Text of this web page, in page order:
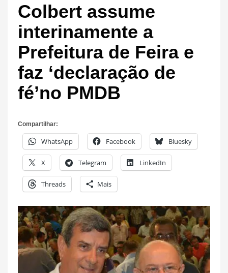
Colbert assume
interinamente a
Prefeitura de Feira e
faz ‘declaração de
fé’no PMDB
Compartilhar:
WhatsApp Facebook Bluesky
X Telegram LinkedIn
Threads Mais